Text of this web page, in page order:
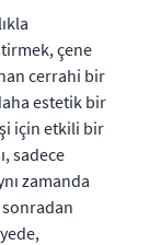
çene
cerrahi bir
estetik bir
için etkili bir
sadece
zamanda
sonradan